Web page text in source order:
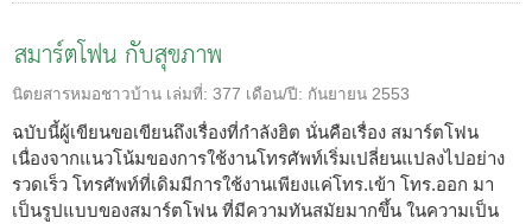
สมาร์ตโฟน กับสุขภาพ
นิตยสารหมอชาวบ้าน เล่มที่: 377 เดือน/ปี: กันยายน 2553
ฉบับนี้ผู้เขียนขอเขียนถึงเรื่องที่กำลังฮิต นั่นคือเรื่อง สมาร์ตโฟน
เนื่องจากแนวโน้มของการใช้งานโทรศัพท์เริ่มเปลี่ยนแปลงไปอย่าง
รวดเร็ว โทรศัพท์ที่เดิมมีการใช้งานเพียงแค่โทร.เข้า โทร.ออก มา
เป็นรูปแบบของสมาร์ตโฟน ที่มีความทันสมัยมากขึ้น ในความเป็น